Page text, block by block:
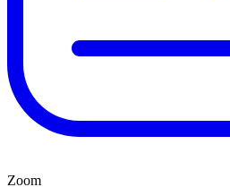
Zoom